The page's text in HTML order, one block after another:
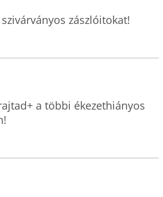
a többi ékezethiányos